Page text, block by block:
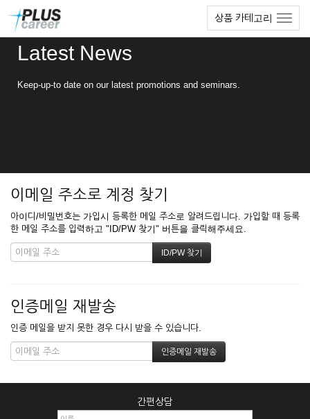
상품 카테고리
Latest News
Keep-up-to date on our latest promotions and seminars.
이메일 주소로 계정 찾기
아이디/비밀번호는 가입시 등록한 메일 주소로 알려드립니다. 가입할 때 등록
한 메일 주소를 입력하고 "ID/PW 찾기" 버튼을 클릭해주세요.
인증메일 재발송
인증 메일을 받지 못한 경우 다시 받을 수 있습니다.
간편상담